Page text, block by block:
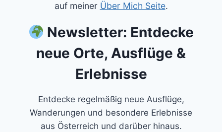
auf meiner Über Mich Seite.
Newsletter: Entdecke
neue Orte, Ausflüge &
Erlebnisse
Entdecke regelmäßig neue Ausflüge,
Wanderungen und besondere Erlebnisse
aus Österreich und darüber hinaus.